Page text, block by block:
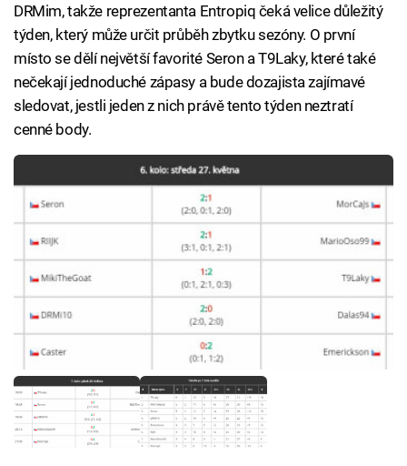
DRMim, takže reprezentanta Entropiq čeká velice důležitý
týden, který může určit průběh zbytku sezóny. O první
místo se dělí největší favorité Seron a T9Laky, které také
nečekají jednoduché zápasy a bude dozajista zajímavé
sledovat, jestli jeden z nich právě tento týden neztratí
cenné body.